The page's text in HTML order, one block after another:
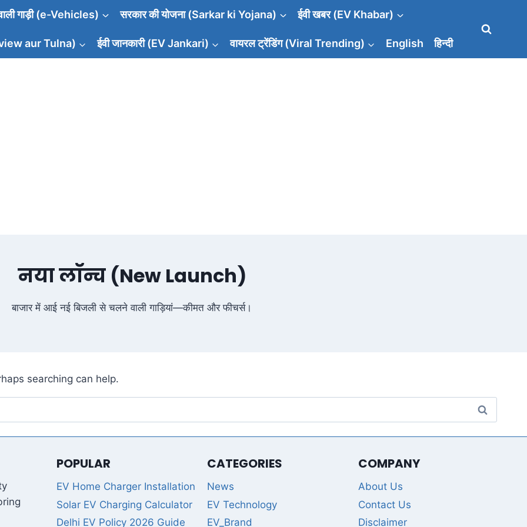
गाड़ी (e-Vehicles) सरकार की योजना (Sarkar ki Yojana) ईवी खबर (EV Khabar)
aur Tulna) ईवी जानकारी (EV Jankari) वायरल ट्रेंडिंग (Viral Trending) English हिन्दी
नया लॉन्च (New Launch)
बाजार में आई नई बिजली से चलने वाली गाड़ियां—कीमत और फीचर्स।
searching can help.
POPULAR
EV Home Charger Installation
Solar EV Charging Calculator
Delhi EV Policy 2026 Guide
CATEGORIES
News
EV Technology
EV_Brand
COMPANY
About Us
Contact Us
Disclaimer